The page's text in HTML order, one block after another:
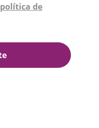
política de